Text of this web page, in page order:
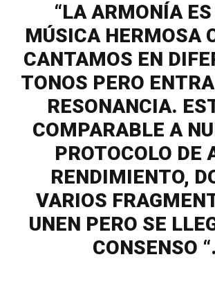
“LA ARMONÍA
MÚSICA HERMOSA
CANTAMOS EN
TONOS PERO
RESONANCIA.
COMPARABLE A
PROTOCOLO DE
RENDIMIENTO,
VARIOS
UNEN PERO SE
CONSENSO “.